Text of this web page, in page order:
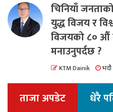
चिनियाँ
युद्ध विजय र
विजयको ८० औं
मनाउनुपर्दछ ?
KTM Dainik
ताजा अपडेट धेरै